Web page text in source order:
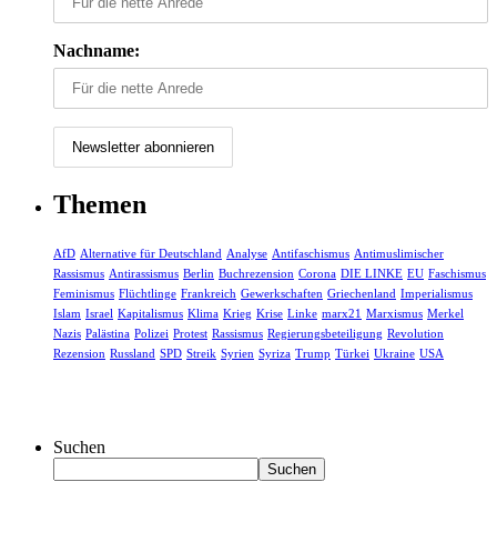
Nachname:
Themen
AfD Alternative für Deutschland Analyse Antifaschismus Antimuslimischer
Rassismus Antirassismus Berlin Buchrezension Corona DIE LINKE EU Faschismus
Feminismus Flüchtlinge Frankreich Gewerkschaften Griechenland Imperialismus
Islam Israel Kapitalismus Klima Krieg Krise Linke marx21 Marxismus Merkel
Nazis Palästina Polizei Protest Rassismus Regierungsbeteiligung Revolution
Rezension Russland SPD Streik Syrien Syriza Trump Türkei Ukraine USA
Suchen
Suchen